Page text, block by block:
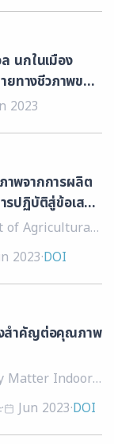
นกในเมือง
ทางชีวภาพของ
2023
าพจากการผลิต
รปฏิบัติสู่ข้อเสนอ
าพ
of Agricultural
and Public
2023·DOI
งสำคัญต่อคุณภาพ
Matter Indoor
· Jun 2023·DOI